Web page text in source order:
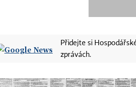
Přidejte si
zprávách.